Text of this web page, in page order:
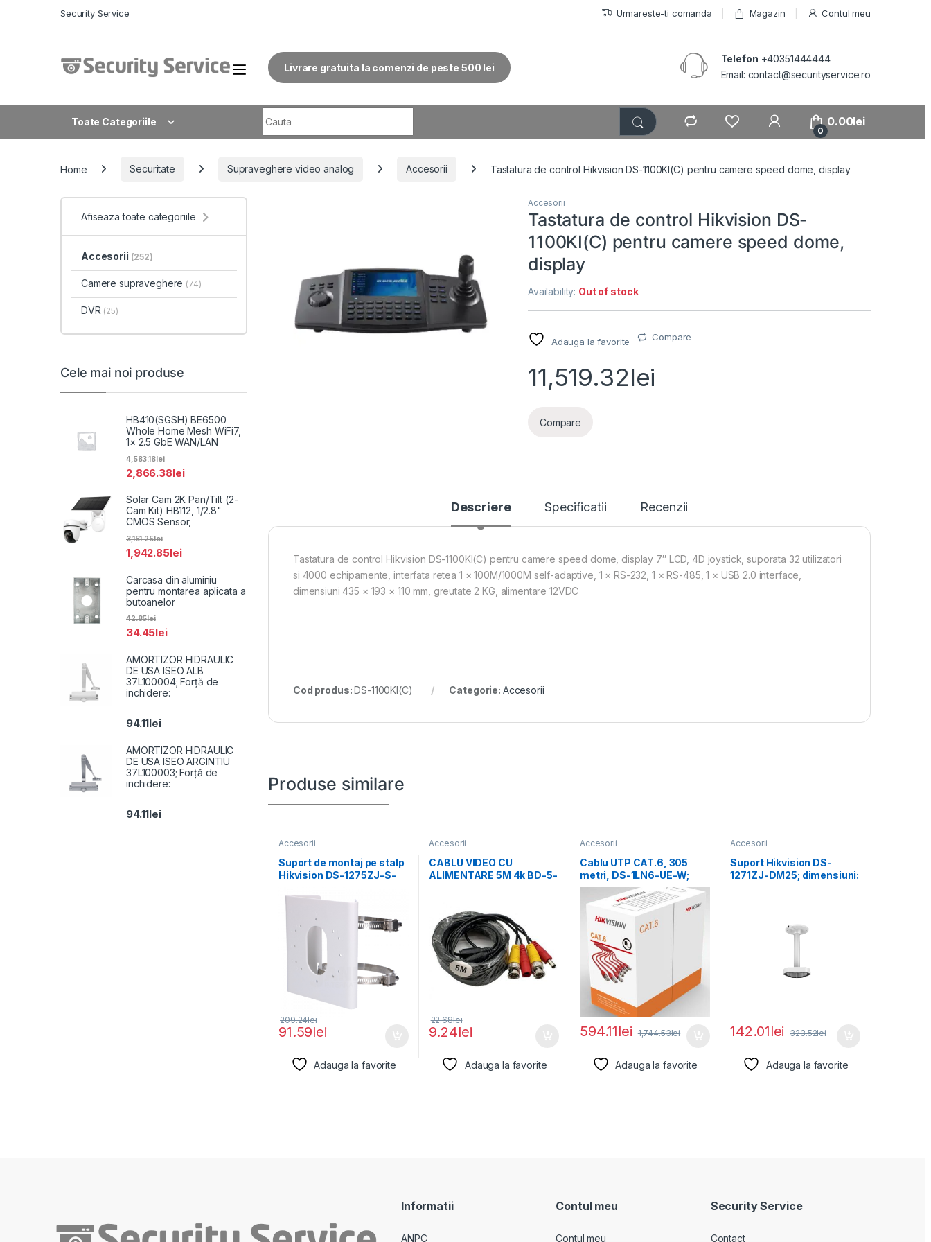
Security Service Urmareste-ti comanda Magazin Contul meu
Livrare gratuita la comenzi de peste 500 lei
Telefon +40351444444
Email: contact@securityservice.ro
Toate Categoriile
0
0.00lei
Home Securitate Supraveghere video analog Accesorii Tastatura de control Hikvision DS-1100KI(C) pentru camere speed dome, display
Accesorii
Tastatura de control Hikvision DS-
1100KI(C) pentru camere speed dome,
display
Availability: Out of stock
Adauga la favorite Compare
11,519.32lei
Compare
Descriere Specificatii Recenzii
Tastatura de control Hikvision DS-1100KI(C) pentru camere speed dome, display 7″ LCD, 4D joystick, suporata 32 utilizatori
si 4000 echipamente, interfata retea 1 × 100M/1000M self-adaptive, 1 × RS-232, 1 × RS-485, 1 × USB 2.0 interface,
dimensiuni 435 × 193 × 110 mm, greutate 2 KG, alimentare 12VDC
Cod produs:DS-1100KI(C) Categorie: Accesorii
Produse similare
Accesorii
Suport de montaj pe stalp
Hikvision DS-1275ZJ-S-
91.59lei
209.24lei
Adauga la favorite
Accesorii
CABLU VIDEO CU
ALIMENTARE 5M 4k BD-5-
9.24lei
22.68lei
Adauga la favorite
Accesorii
Cablu UTP CAT.6, 305
metri, DS-1LN6-UE-W;
Diametru fir: 0.53mm,
OFC,
594.11lei 1,744.53lei
Adauga la favorite
Accesorii
Suport Hikvision DS-
1271ZJ-DM25; dimensiuni:
142.01lei 323.52lei
Adauga la favorite
Afiseaza toate categoriile
Accesorii (252)
Camere supraveghere (74)
DVR (25)
Cele mai noi produse
HB410(SGSH) BE6500
Whole Home Mesh WiFi7,
1× 2.5 GbE WAN/LAN
2,866.38lei
4,583.18lei
Solar Cam 2K Pan/Tilt (2-
Cam Kit) HB112, 1/2.8"
CMOS Sensor,
1,942.85lei
3,151.25lei
Carcasa din aluminiu
pentru montarea aplicata a
butoanelor
34.45lei
42.85lei
AMORTIZOR HIDRAULIC
DE USA ISEO ALB
37L100004; Forță de
inchidere:
94.11lei
AMORTIZOR HIDRAULIC
DE USA ISEO ARGINTIU
37L100003; Forță de
inchidere:
94.11lei
Informatii
ANPC
Contul meu
Contul meu
Security Service
Contact